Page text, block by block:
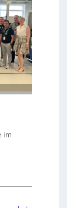
im